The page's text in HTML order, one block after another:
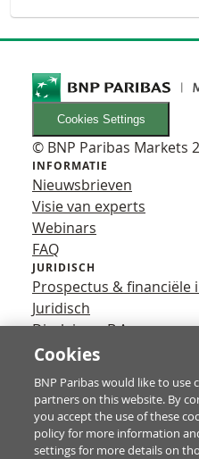
Cookies Settings
© BNP Paribas Markets
INFORMATIE
Nieuwsbrieven
Visie van experts
Webinars
FAQ
JURIDISCH
Prospectus & financiële
Juridisch
Disclaimer B.A.
Privacy
YouTube
X
Contact
Cookies
BNP Paribas would like to use
partners on this website. By
you accept the use of these
policy for more information
settings for more details on